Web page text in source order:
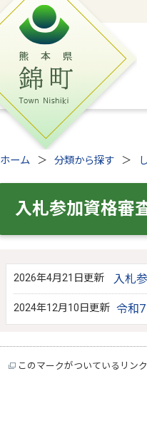
ホーム 分類から探す
入札参加資格審
2026年4月21日更新 入札
2024年12月10日更新 令和
このマークがついているリン